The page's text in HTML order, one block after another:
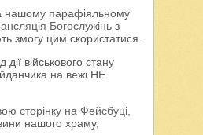
нашому парафіяльному
Богослужіньз
змогу цим скористатися.
військового стану
на вежі НЕ
сторінку на Фейсбуці,
нашого храму,